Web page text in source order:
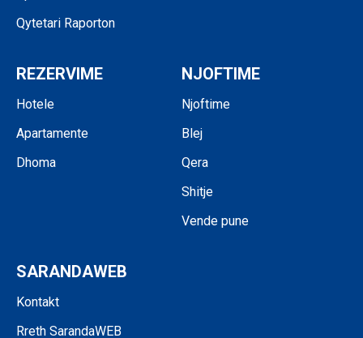
Qytetari Raporton
REZERVIME
Hotele
Apartamente
Dhoma
NJOFTIME
Njoftime
Blej
Qera
Shitje
Vende pune
SARANDAWEB
Kontakt
Rreth SarandaWEB